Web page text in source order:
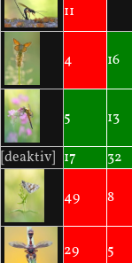
11
4 16
5 13
[deaktiv] 17 32
49 8
29 5